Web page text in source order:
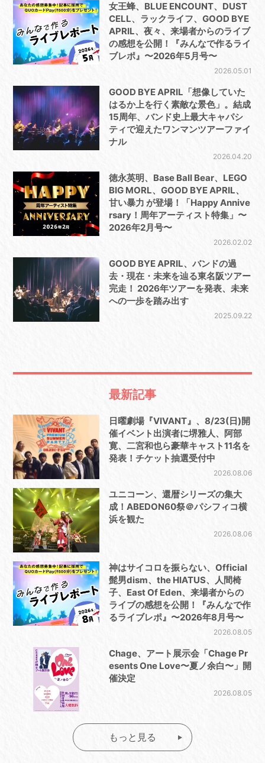
女王蜂、BLUE ENCOUNT、DUST
CELL、ラックライフ、GOOD BYE
APRIL、夜々、来場者からのライブ
の感想を公開！『みんなで作るライ
ブレポ』〜2026年5月号〜
2026.05.01
GOOD BYE APRIL「想像していた
はるか上を行く素敵な景色」。結成
15周年、バンド史上最大キャパシ
ティで迎えたワンマンツアーファイ
ナル
2026.04.20
徳永英明、Base Ball Bear、LEGO
BIG MORL、GOOD BYE APRIL、
甘い暴力 が登場！「Happy Annive
rsary！周年アーティスト特集」〜
2026年2月号〜
2026.02.02
GOOD BYE APRIL、バンドの過
去・現在・未来を辿る東名阪ツアー
完走！ 2026年ツアーを発表、未来
への一歩を踏み出す
2025.09.22
最新記事
日曜劇場『VIVANT』、8/23(日)開
催イベント出演者に堺雅人、阿部
寛、二宮和也ら豪華キャスト11名を
発表！チケット抽選受付中
2026.08.06
ユニコーン、還暦シリーズの集大
成！ABEDON60祭＠パシフィコ横
浜を観た
2026.08.06
神はサイコロを振らない、Official
髭男dism、the HIATUS、人間椅
子、East Of Eden、来場者からの
ライブの感想を公開！『みんなで作
るライブレポ』〜2026年8月号〜
2026.08.05
Chage、アート展示会「Chage Pr
esents One Love〜夏ノ余白〜」開
催決定
2026.08.05
もっと見る